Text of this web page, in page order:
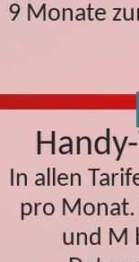
9 Monate
In allen
pro Monat.
und M